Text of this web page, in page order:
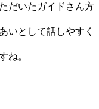
だいたガイドさん方
いとして話しやすく
ね。